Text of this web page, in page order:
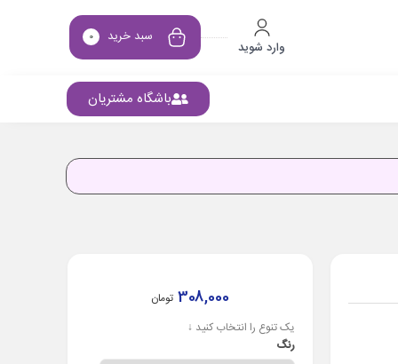
وارد شوید
سبد خرید 0
باشگاه مشتریان
308,000 تومان
یک تنوع را انتخاب کنید ↓
رنگ